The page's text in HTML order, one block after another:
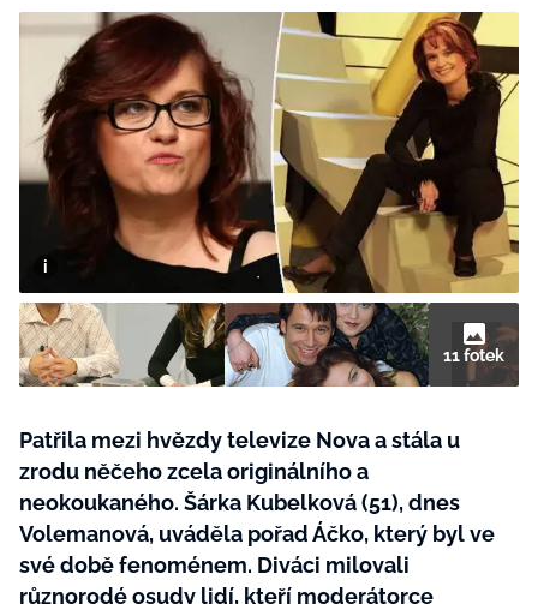
Životní styl
ZÁBAVA
Všechny kategorie
Testy a kvízy
BYDLENÍ
Všechny kategorie
Tvoření
Rady a tipy
BurdaMedia
Extra
SVĚT ŽENY - 599 KČ
ROČNÍ PŘEDPLATNÉ SVĚT ŽENY +
SADA PRODUKTŮ MANA (10 ks)
11 fotek
Patřila mezi hvězdy televize Nova a stála u
zrodu něčeho zcela originálního a
neokoukaného. Šárka Kubelková (51), dnes
Volemanová, uváděla pořad Áčko, který byl ve
své době fenoménem. Diváci milovali
různorodé osudy lidí, kteří moderátorce